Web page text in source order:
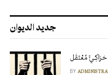
جديد الديوان
مُعْتَقَل
BY